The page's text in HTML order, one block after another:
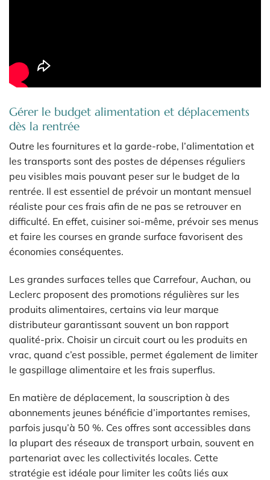
Gérer le budget alimentation et déplacements
dès la rentrée
Outre les fournitures et la garde-robe, l’alimentation et
les transports sont des postes de dépenses réguliers
peu visibles mais pouvant peser sur le budget de la
rentrée. Il est essentiel de prévoir un montant mensuel
réaliste pour ces frais afin de ne pas se retrouver en
difficulté. En effet, cuisiner soi-même, prévoir ses menus
et faire les courses en grande surface favorisent des
économies conséquentes.
Les grandes surfaces telles que Carrefour, Auchan, ou
Leclerc proposent des promotions régulières sur les
produits alimentaires, certains via leur marque
distributeur garantissant souvent un bon rapport
qualité-prix. Choisir un circuit court ou les produits en
vrac, quand c’est possible, permet également de limiter
le gaspillage alimentaire et les frais superflus.
En matière de déplacement, la souscription à des
abonnements jeunes bénéficie d’importantes remises,
parfois jusqu’à 50 %. Ces offres sont accessibles dans
la plupart des réseaux de transport urbain, souvent en
partenariat avec les collectivités locales. Cette
stratégie est idéale pour limiter les coûts liés aux